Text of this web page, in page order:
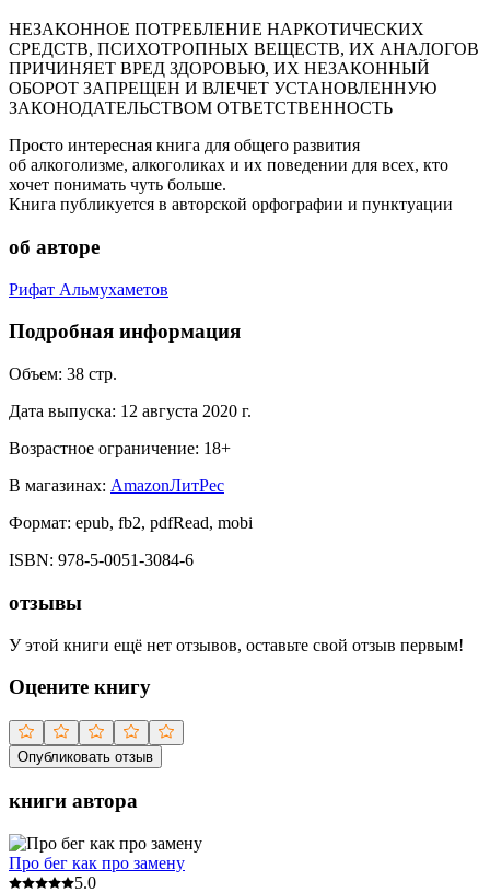
НЕЗАКОННОЕ ПОТРЕБЛЕНИЕ НАРКОТИЧЕСКИХ
СРЕДСТВ, ПСИХОТРОПНЫХ ВЕЩЕСТВ, ИХ АНАЛОГОВ
ПРИЧИНЯЕТ ВРЕД ЗДОРОВЬЮ, ИХ НЕЗАКОННЫЙ
ОБОРОТ ЗАПРЕЩЕН И ВЛЕЧЕТ УСТАНОВЛЕННУЮ
ЗАКОНОДАТЕЛЬСТВОМ ОТВЕТСТВЕННОСТЬ
Просто интересная книга для общего развития
об алкоголизме, алкоголиках и их поведении для всех, кто
хочет понимать чуть больше.
Книга публикуется в авторской орфографии и пунктуации
об авторе
Рифат Альмухаметов
Подробная информация
Объем: 38 стр.
Дата выпуска: 12 августа 2020 г.
Возрастное ограничение: 18+
В магазинах: AmazonЛитРес
Формат: epub, fb2, pdfRead, mobi
ISBN: 978-5-0051-3084-6
отзывы
У этой книги ещё нет отзывов, оставьте свой отзыв первым!
Оцените книгу
Опубликовать отзыв
книги автора
Про бег как про замену
5.0